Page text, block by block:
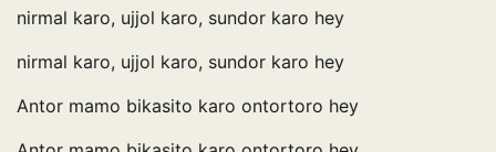
nirmal karo, ujjol karo, sundor karo hey
nirmal karo, ujjol karo, sundor karo hey
Antor mamo bikasito karo ontortoro hey